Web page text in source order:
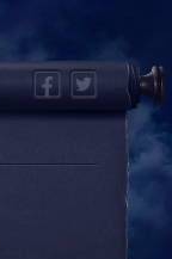
FacebookTwitter
Karten